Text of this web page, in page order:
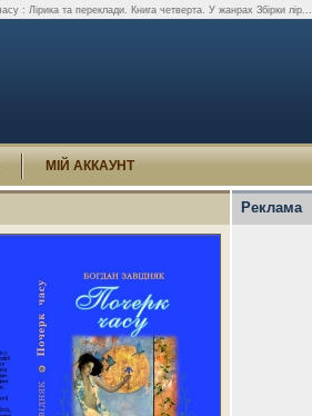
: Лірика та переклади. Книга четверта. У жанрах Збірки лір...
МІЙ АККАУНТ
Реклама